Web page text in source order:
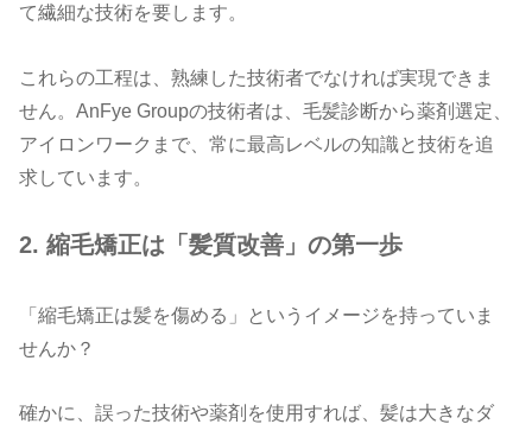
て繊細な技術を要します。
これらの工程は、熟練した技術者でなければ実現できま
せん。AnFye Groupの技術者は、毛髪診断から薬剤選定、
アイロンワークまで、常に最高レベルの知識と技術を追
求しています。
2.縮毛矯正は「髪質改善」の第一歩
「縮毛矯正は髪を傷める」というイメージを持っていま
せんか？
確かに、誤った技術や薬剤を使用すれば、髪は大きなダ